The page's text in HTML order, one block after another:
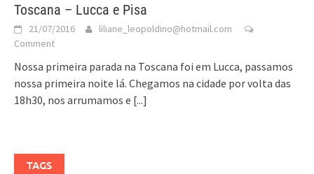
Toscana – Lucca e Pisa
21/07/2016
liliane_leopoldino@hotmail.com
Comment
Nossa primeira parada na Toscana foi em Lucca, passamos
nossa primeira noite lá. Chegamos na cidade por volta das
18h30, nos arrumamos e [...]
TAGS